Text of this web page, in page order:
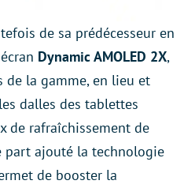
de sa prédécesseur en
Dynamic AMOLED 2X,
de la gamme, en lieu et
dalles des tablettes
de rafraîchissement de
part ajouté la technologie
de booster la